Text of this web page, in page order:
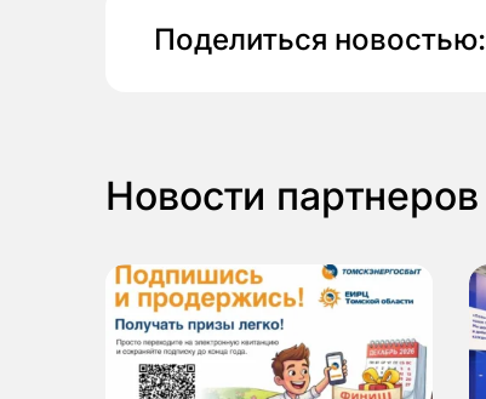
Поделиться новостью:
Новости партнеров